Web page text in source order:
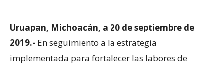
Uruapan, Michoacán, a 20 de septiembre de
2019.- En seguimiento a la estrategia
implementada para fortalecer las labores de